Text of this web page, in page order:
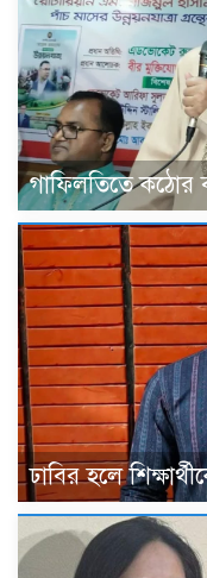
গাফিলতিতে কঠোর
ঢাবির হলে